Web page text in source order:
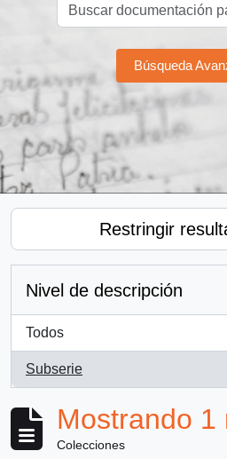
Búsqueda
Restringir
Nivel de descripción
Todos
Subserie
, 1 resultados
Mostrando 1
Colecciones